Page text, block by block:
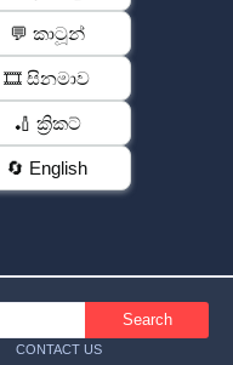
💬 කාටූන්
🎞️ සිනමාව
🏏 ක්‍රිකට්
🔄 English
CONTACT US